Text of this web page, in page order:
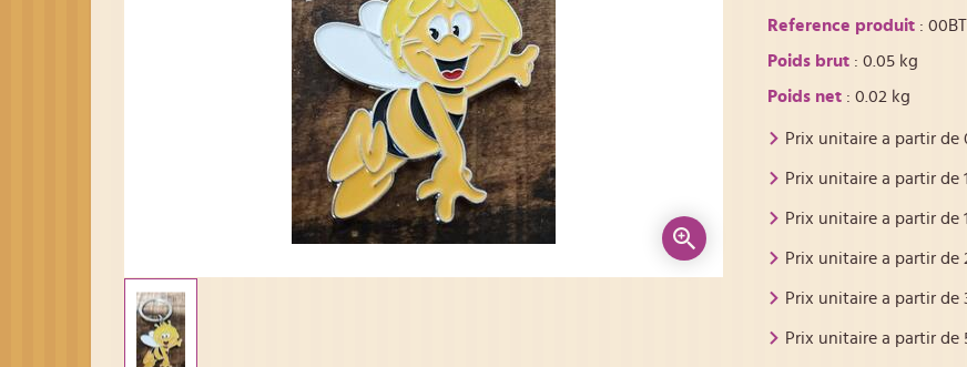
Reference produit :
Poids brut : 0.05 kg
Poids net : 0.02 kg
Prix unitaire a partir de
Prix unitaire a partir de
Prix unitaire a partir de
Prix unitaire a partir de
Prix unitaire a partir de
Prix unitaire a partir de